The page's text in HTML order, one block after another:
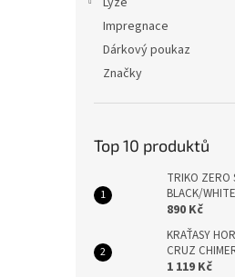
Impregnace
Dárkový poukaz
Značky
Top 10 produktů
TRIKO ZERO
BLACK/WHITE
890 Kč
KRAŤASY
CRUZ
1 119 Kč